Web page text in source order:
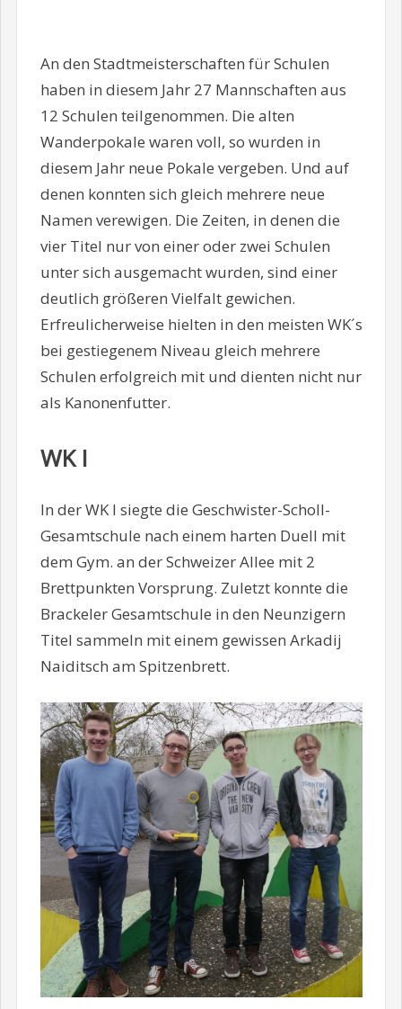
An den Stadtmeisterschaften für Schulen
haben in diesem Jahr 27 Mannschaften aus
12 Schulen teilgenommen. Die alten
Wanderpokale waren voll, so wurden in
diesem Jahr neue Pokale vergeben. Und auf
denen konnten sich gleich mehrere neue
Namen verewigen. Die Zeiten, in denen die
vier Titel nur von einer oder zwei Schulen
unter sich ausgemacht wurden, sind einer
deutlich größeren Vielfalt gewichen.
Erfreulicherweise hielten in den meisten WK´s
bei gestiegenem Niveau gleich mehrere
Schulen erfolgreich mit und dienten nicht nur
als Kanonenfutter.
WK I
In der WK I siegte die Geschwister-Scholl-
Gesamtschule nach einem harten Duell mit
dem Gym. an der Schweizer Allee mit 2
Brettpunkten Vorsprung. Zuletzt konnte die
Brackeler Gesamtschule in den Neunzigern
Titel sammeln mit einem gewissen Arkadij
Naiditsch am Spitzenbrett.